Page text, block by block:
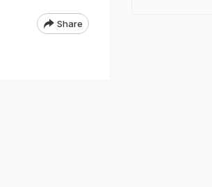
Share